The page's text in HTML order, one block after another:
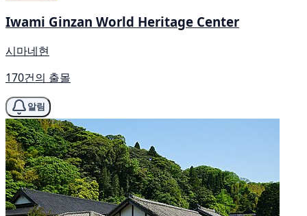
Iwami Ginzan World Heritage Center
시마네현
170건의 출몰
알림